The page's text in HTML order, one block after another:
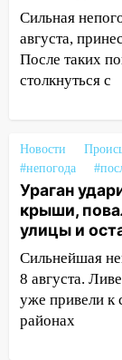
16:35 В
девять
мусора
16:26
В
16:12
В
цифровой
15:47
за
клуба
15:34
области
Сильная
августа,
После таких
столкнуться с
Новости
#непогода
Ураган
крыши,
улицы и
Сильнейшая
8 августа.
уже привели к
районах